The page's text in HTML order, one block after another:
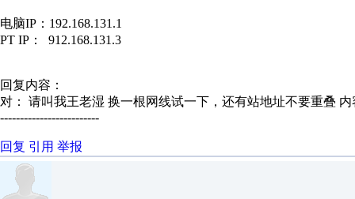
电脑IP：192.168.131.1
PT IP： 912.168.131.3
回复内容：
对： 请叫我王老湿 换一根网线试一下，还有站地址不要重叠 内
-------------------------
回复 引用 举报